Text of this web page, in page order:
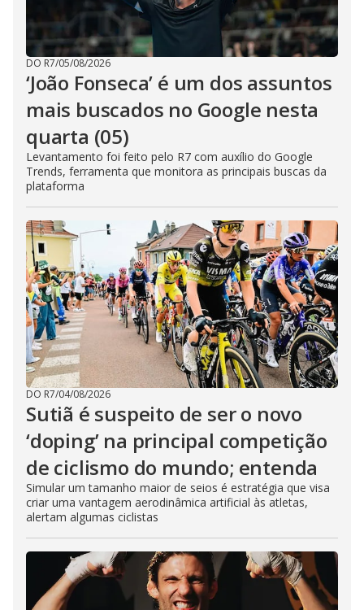
DO R7/05/08/2026
‘João Fonseca’ é um dos assuntos
mais buscados no Google nesta
quarta (05)
Levantamento foi feito pelo R7 com auxílio do Google
Trends, ferramenta que monitora as principais buscas da
plataforma
DO R7/04/08/2026
Sutiã é suspeito de ser o novo
‘doping’ na principal competição
de ciclismo do mundo; entenda
Simular um tamanho maior de seios é estratégia que visa
criar uma vantagem aerodinâmica artificial às atletas,
alertam algumas ciclistas